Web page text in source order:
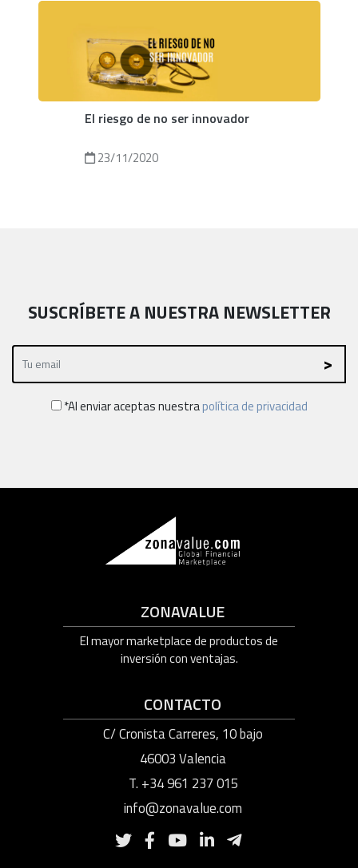
El riesgo de no ser innovador
23/11/2020
SUSCRÍBETE A NUESTRA NEWSLETTER
*Al enviar aceptas nuestrapolítica de privacidad
ZONAVALUE
El mayor marketplace de productos de
inversión con ventajas.
CONTACTO
C/ Cronista Carreres, 10 bajo
46003 Valencia
T. +34 961 237 015
info@zonavalue.com